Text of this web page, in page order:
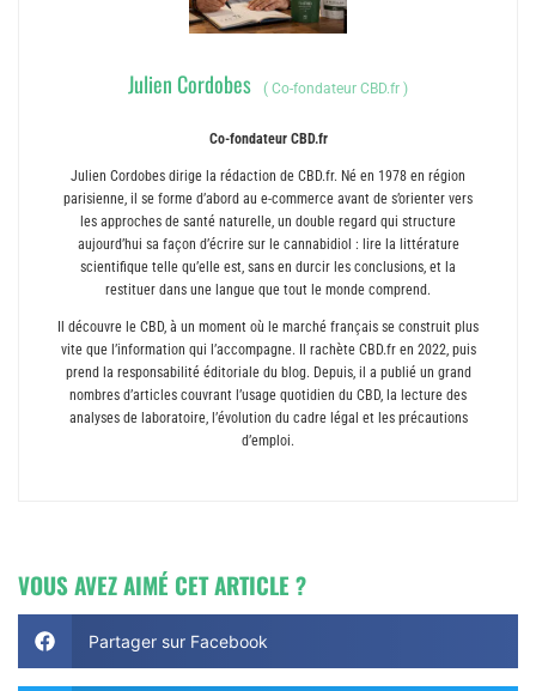
Julien Cordobes ( Co-fondateur CBD.fr )
Co-fondateur CBD.fr
Julien Cordobes dirige la rédaction de CBD.fr. Né en 1978 en région
parisienne, il se forme d’abord au e-commerce avant de s’orienter vers
les approches de santé naturelle, un double regard qui structure
aujourd’hui sa façon d’écrire sur le cannabidiol : lire la littérature
scientifique telle qu’elle est, sans en durcir les conclusions, et la
restituer dans une langue que tout le monde comprend.
Il découvre le CBD, à un moment où le marché français se construit plus
vite que l’information qui l’accompagne. Il rachète CBD.fr en 2022, puis
prend la responsabilité éditoriale du blog. Depuis, il a publié un grand
nombres d’articles couvrant l’usage quotidien du CBD, la lecture des
analyses de laboratoire, l’évolution du cadre légal et les précautions
d’emploi.
VOUS AVEZ AIMÉ CET ARTICLE ?
Partager sur Facebook